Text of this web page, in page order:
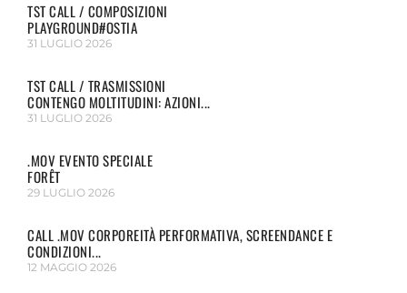
TST CALL / COMPOSIZIONI
PLAYGROUND#OSTIA
31 LUGLIO 2026
TST CALL / TRASMISSIONI
CONTENGO MOLTITUDINI: AZIONI...
31 LUGLIO 2026
.MOV EVENTO SPECIALE
FORÊT
29 LUGLIO 2026
CALL .MOV CORPOREITÀ PERFORMATIVA, SCREENDANCE E
CONDIZIONI...
12 MAGGIO 2026